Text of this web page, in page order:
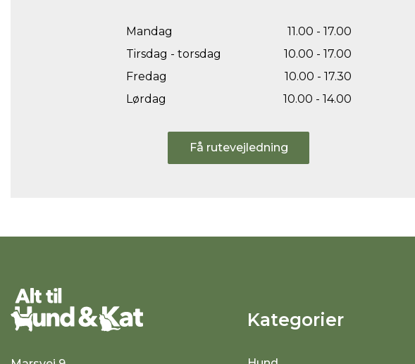
Mandag
11.00 - 17.00
Tirsdag - torsdag
10.00 - 17.00
Fredag
10.00 - 17.30
Lørdag
10.00 - 14.00
Få rutevejledning
Kategorier